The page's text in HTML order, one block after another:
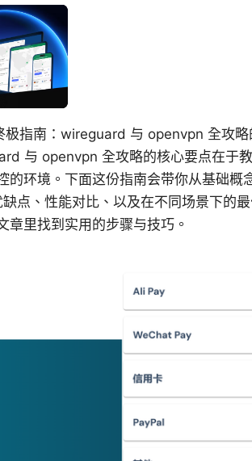
极指南：wireguard 与 openvpn 全攻
与 openvpn 全攻略的核心要点在于
的环境。下面这份指南会带你从基础概
点、性能对比、以及在不同场景下的
章里找到实用的步骤与技巧。